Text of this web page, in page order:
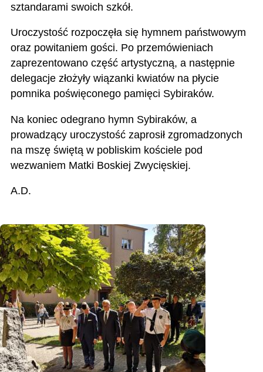
sztandarami swoich szkół.
Uroczystość rozpoczęła się hymnem państwowym
oraz powitaniem gości. Po przemówieniach
zaprezentowano część artystyczną, a następnie
delegacje złożyły wiązanki kwiatów na płycie
pomnika poświęconego pamięci Sybiraków.
Na koniec odegrano hymn Sybiraków, a
prowadzący uroczystość zaprosił zgromadzonych
na mszę świętą w pobliskim kościele pod
wezwaniem Matki Boskiej Zwycięskiej.
A.D.